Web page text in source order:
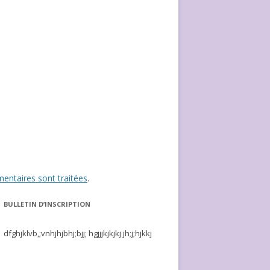
sont traitées.
BULLETIN D’INSCRIPTION
dfghjklvb,;vnhjhjbhj;bjj; hgjjjkjkjkj jh;j;hjkkj